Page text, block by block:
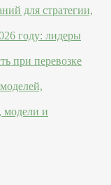
для стратегии,
году: лидеры
при перевозке
модели и